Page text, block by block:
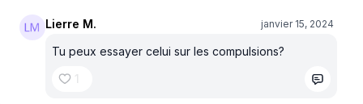
Lierre M. janvier 15, 2024
Tu peux essayer celui sur les compulsions?
1